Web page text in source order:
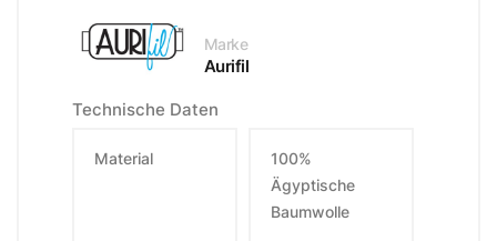
Marke
Aurifil
Technische Daten
Material
100%
Ägyptische
Baumwolle